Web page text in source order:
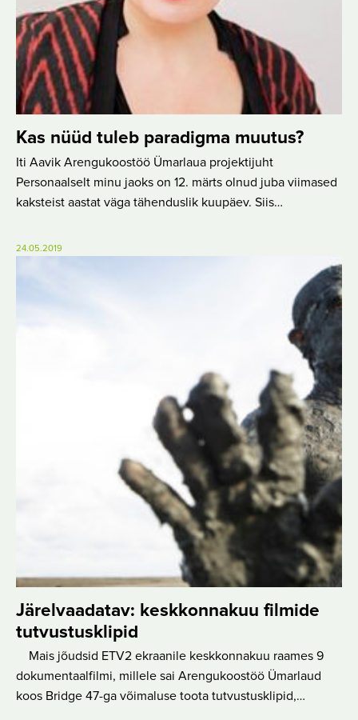
Kas nüüd tuleb paradigma muutus?
Iti Aavik Arengukoostöö Ümarlaua projektijuht
Personaalselt minu jaoks on 12. märts olnud juba viimased
kaksteist aastat väga tähenduslik kuupäev. Siis…
24.05.2019
Järelvaadatav: keskkonnakuu filmide
tutvustusklipid
Mais jõudsid ETV2 ekraanile keskkonnakuu raames 9
dokumentaalfilmi, millele sai Arengukoostöö Ümarlaud
koos Bridge 47-ga võimaluse toota tutvustusklipid,…